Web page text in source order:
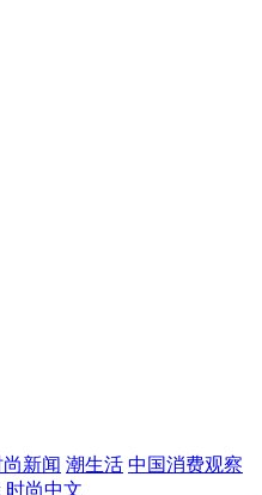
尚新闻 潮生活 中国消费观察
时尚中文